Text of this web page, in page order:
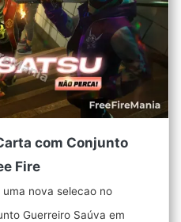
com Conjunto
Fire
nova selecao no
Guerreiro Saúva em